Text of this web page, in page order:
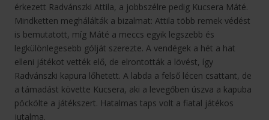
érkezett Radvánszki Attila, a jobbszélre pedig Kucsera Máté.
Mindketten meghálálták a bizalmat: Attila több remek védést
is bemutatott, míg Máté a meccs egyik legszebb és
legkülönlegesebb gólját szerezte. A vendégek a hét a hat
elleni játékot vették elő, de elrontották a lövést, így
Radvánszki kapura lőhetett. A labda a felső lécen csattant, de
a támadást követte Kucsera, aki a levegőben úszva a kapuba
pöckölte a játékszert. Hatalmas taps volt a fiatal játékos
jutalma.